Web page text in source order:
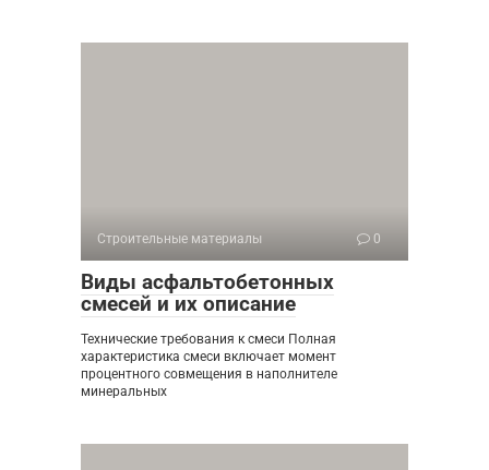
Строительные материалы 0
Виды асфальтобетонных
смесей и их описание
Технические требования к смеси Полная
характеристика смеси включает момент
процентного совмещения в наполнителе
минеральных